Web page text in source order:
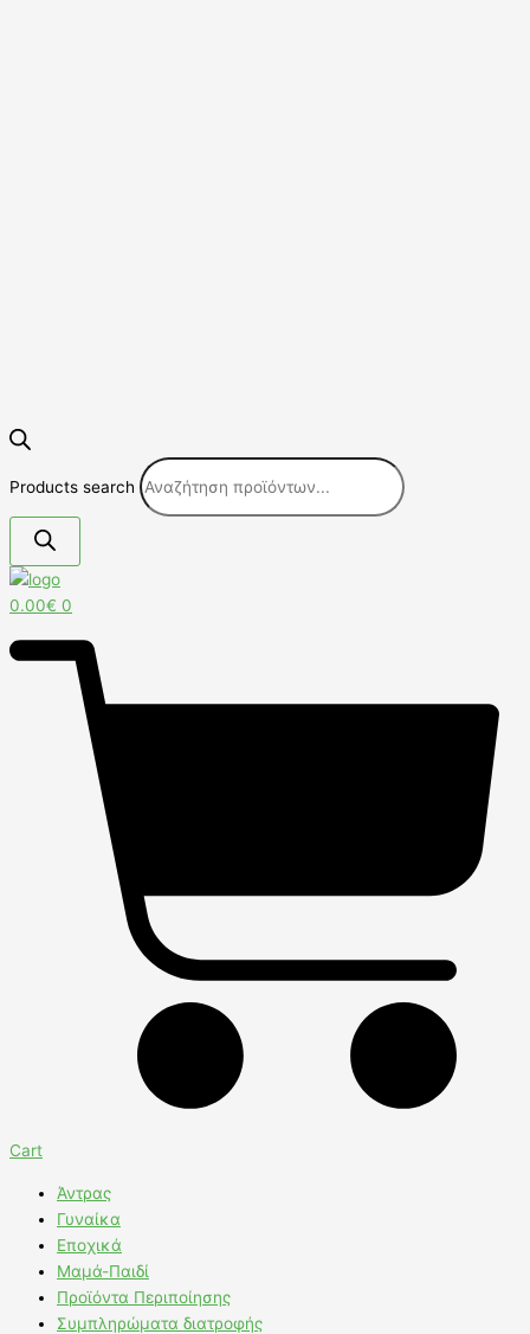
Products search
0.00€ 0
Cart
Άντρας
Γυναίκα
Εποχικά
Μαμά-Παιδί
Προϊόντα Περιποίησης
Συμπληρώματα διατροφής